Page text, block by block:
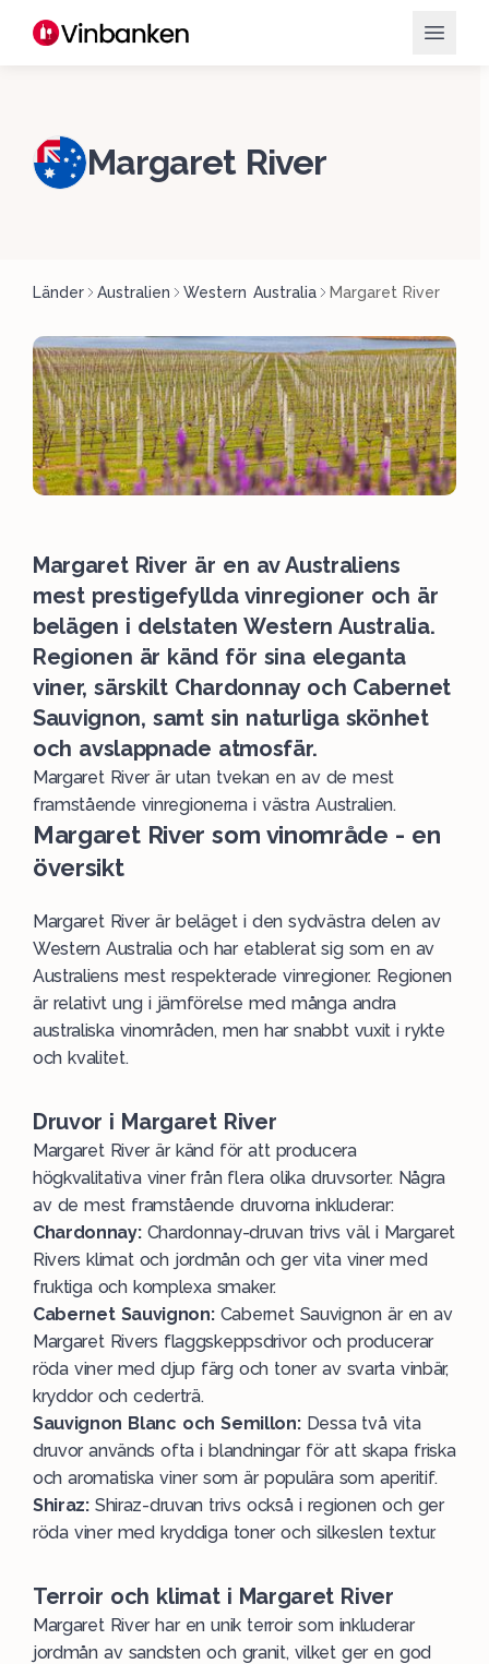
Margaret River
Länder Australien Western Australia Margaret River
Margaret River är en av Australiens
mest prestigefyllda vinregioner och är
belägen i delstaten Western Australia.
Regionen är känd för sina eleganta
viner, särskilt Chardonnay och Cabernet
Sauvignon, samt sin naturliga skönhet
och avslappnade atmosfär.
Margaret River är utan tvekan en av de mest
framstående vinregionerna i västraAustralien.
Margaret River som vinområde - en
översikt
Margaret River är beläget i den sydvästra delen av
Western Australia och har etablerat sig som en av
Australiens mest respekteradevinregioner. Regionen
är relativt ung i jämförelse med många andra
australiska vinområden, men har snabbt vuxit i rykte
och kvalitet.
Druvor i Margaret River
Margaret River är känd för att producera
högkvalitativa viner från flera olika druvsorter. Några
av de mest framstående druvorna inkluderar:
Chardonnay: Chardonnay-druvan trivs väl i Margaret
Rivers klimat och jordmån och ger vita viner med
fruktiga och komplexa smaker.
Cabernet Sauvignon: CabernetSauvignon är en av
Margaret Rivers flaggskeppsdrivor och producerar
rödaviner med djup färg och toner av svarta vinbär,
kryddor och cederträ.
Sauvignon Blanc och Semillon:Dessa två vita
druvor används ofta i blandningar för att skapa friska
och aromatiskavinersom är populära som aperitif.
Shiraz: Shiraz-druvan trivs också i regionen och ger
röda viner med kryddiga toner och silkeslen textur.
Terroir och klimat i Margaret River
Margaret River har en unik terroir som inkluderar
jordmån av sandsten och granit, vilket ger en god